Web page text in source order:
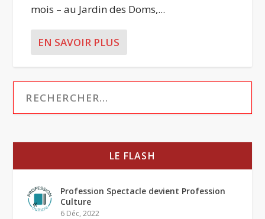
mois – au Jardin des Doms,...
EN SAVOIR PLUS
LE FLASH
Profession Spectacle devient Profession
Culture
6 Déc, 2022